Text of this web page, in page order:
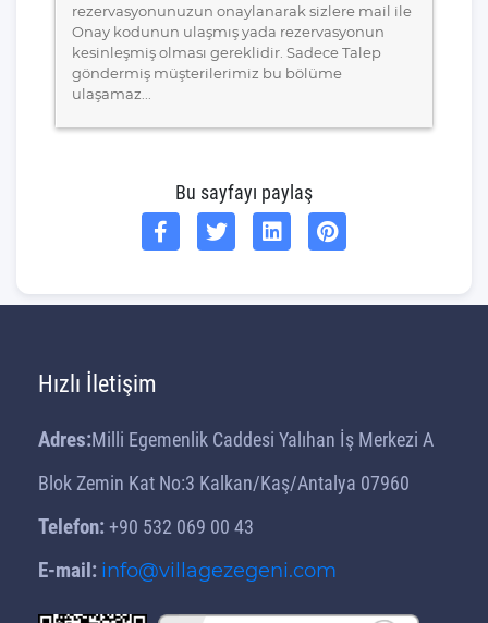
rezervasyonunuzun onaylanarak sizlere mail ile
Onay kodunun ulaşmış yada rezervasyonun
kesinleşmiş olması gereklidir. Sadece Talep
göndermiş müşterilerimiz bu bölüme
ulaşamaz...
Bu sayfayı paylaş
Hızlı İletişim
Adres:Milli Egemenlik Caddesi Yalıhan İş Merkezi A
Blok Zemin Kat No:3 Kalkan/Kaş/Antalya 07960
Telefon: +90 532 069 00 43
E-mail: info@villagezegeni.com